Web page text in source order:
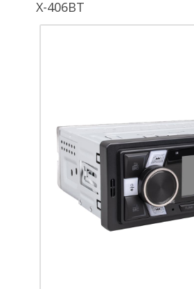
X-406BT